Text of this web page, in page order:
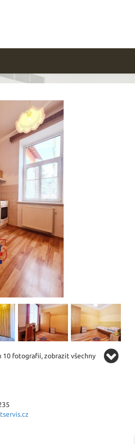
10 fotografií, zobrazit všechny